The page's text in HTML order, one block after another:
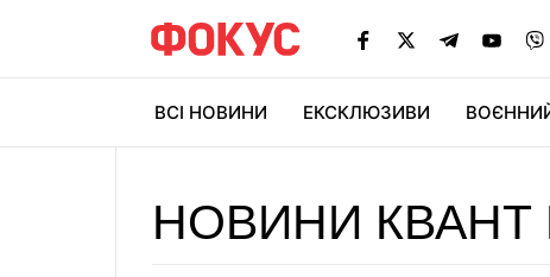
ВСІ НОВИНИ ЕКСКЛЮЗИВИ
НОВИНИ